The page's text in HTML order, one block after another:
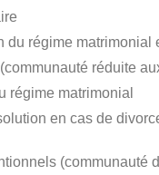
régime matrimonial
réduite
régime matrimonial
en cas de
(communauté